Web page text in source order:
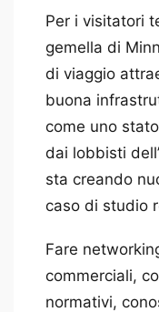
Per i visitatori
gemella di
di viaggio
buona
come uno
dai lobbisti
sta creando
caso di studio
Fare
commerciali,
normativi,